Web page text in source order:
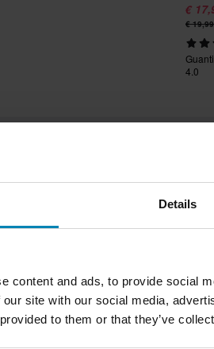
Details
content and ads, to provide social
site with our social media,
to them or that they’ve
su ordinazione. Consulta la
€
€ 19,99
4.0
9 Reviews